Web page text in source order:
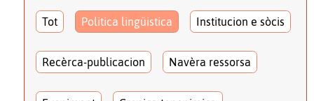
Tot Politica lingüistica Institucion e sòcis
Recèrca-publicacion Navèra ressorsa